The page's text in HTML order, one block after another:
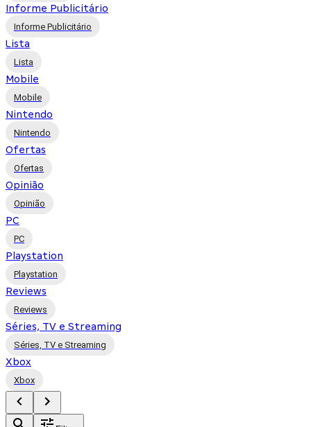
Informe Publicitário
Informe Publicitário
Lista
Lista
Mobile
Mobile
Nintendo
Nintendo
Ofertas
Ofertas
Opinião
Opinião
PC
PC
Playstation
Playstation
Reviews
Reviews
Séries, TV e Streaming
Séries, TV e Streaming
Xbox
Xbox